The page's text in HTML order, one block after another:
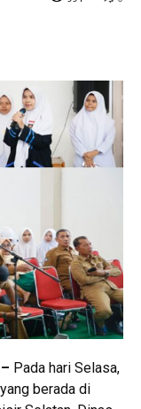
Pada hari Selasa,
berada di